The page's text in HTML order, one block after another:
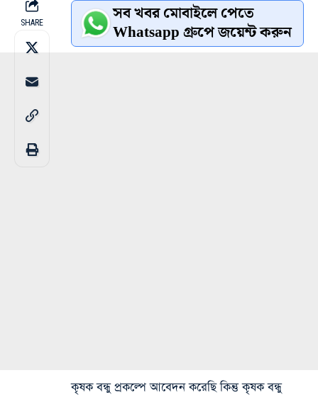
SHARE সব খবর মোবাইলে পেতে
Whatsapp গ্রুপে জয়েন্ট করুন
কৃষক বন্ধু প্রকল্পে আবেদন করেছি কিন্তু কৃষক বন্ধু